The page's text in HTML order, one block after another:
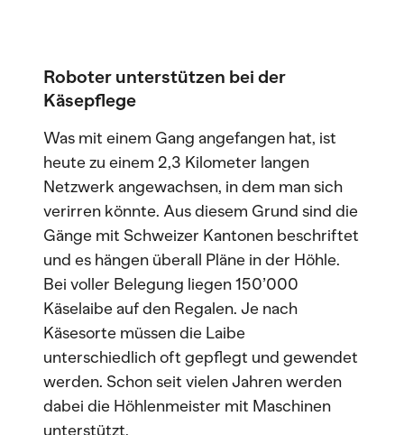
Roboter unterstützen bei der
Käsepflege
Was mit einem Gang angefangen hat, ist
heute zu einem 2,3 Kilometer langen
Netzwerk angewachsen, in dem man sich
verirren könnte. Aus diesem Grund sind die
Gänge mit Schweizer Kantonen beschriftet
und es hängen überall Pläne in der Höhle.
Bei voller Belegung liegen 150’000
Käselaibe auf den Regalen. Je nach
Käsesorte müssen die Laibe
unterschiedlich oft gepflegt und gewendet
werden. Schon seit vielen Jahren werden
dabei die Höhlenmeister mit Maschinen
unterstützt.